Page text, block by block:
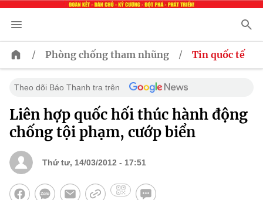
/ Phòng chống tham nhũng / Tin quốc tế
Theo dõi Báo Thanh tra trên
Liên hợp quốc hối thúc hành động
chống tội phạm, cướp biển
Thứ tư, 14/03/2012 - 17:51